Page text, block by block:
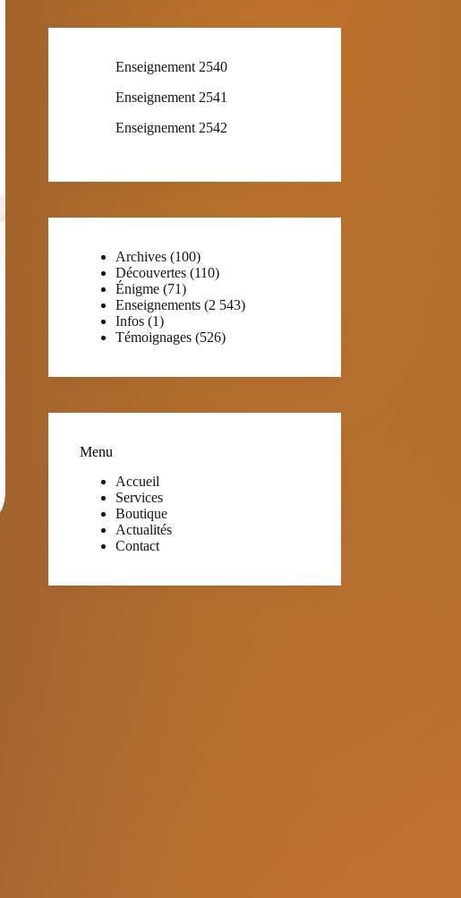
Enseignement 2540
Enseignement 2541
Enseignement 2542
Archives (100)
Découvertes (110)
Énigme (71)
Enseignements (2 543)
Infos (1)
Témoignages (526)
Menu
Accueil
Services
Boutique
Actualités
Contact